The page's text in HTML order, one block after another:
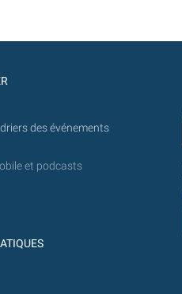
des événements
et podcasts